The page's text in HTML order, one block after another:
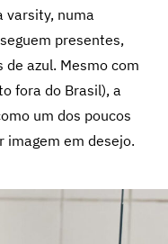
varsity, numa
presentes,
azul. Mesmo com
fora do Brasil), a
um dos poucos
imagem em desejo.